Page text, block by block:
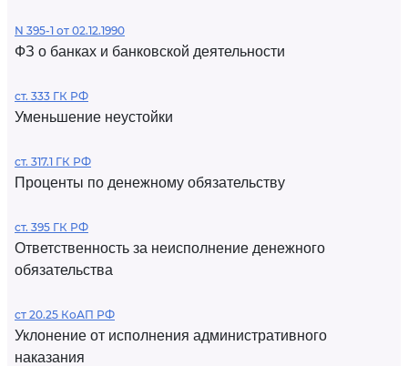
N 395-1 от 02.12.1990
ФЗ о банках и банковской деятельности
ст. 333 ГК РФ
Уменьшение неустойки
ст. 317.1 ГК РФ
Проценты по денежному обязательству
ст. 395 ГК РФ
Ответственность за неисполнение денежного
обязательства
ст 20.25 КоАП РФ
Уклонение от исполнения административного
наказания